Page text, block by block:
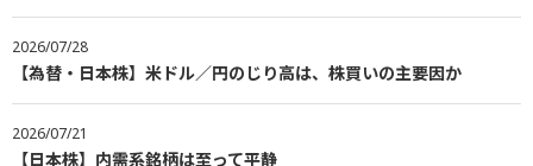
2026/07/28
【為替・日本株】米ドル／円のじり高は、株買いの主要因か
2026/07/21
【日本株】内需系銘柄は至って平静